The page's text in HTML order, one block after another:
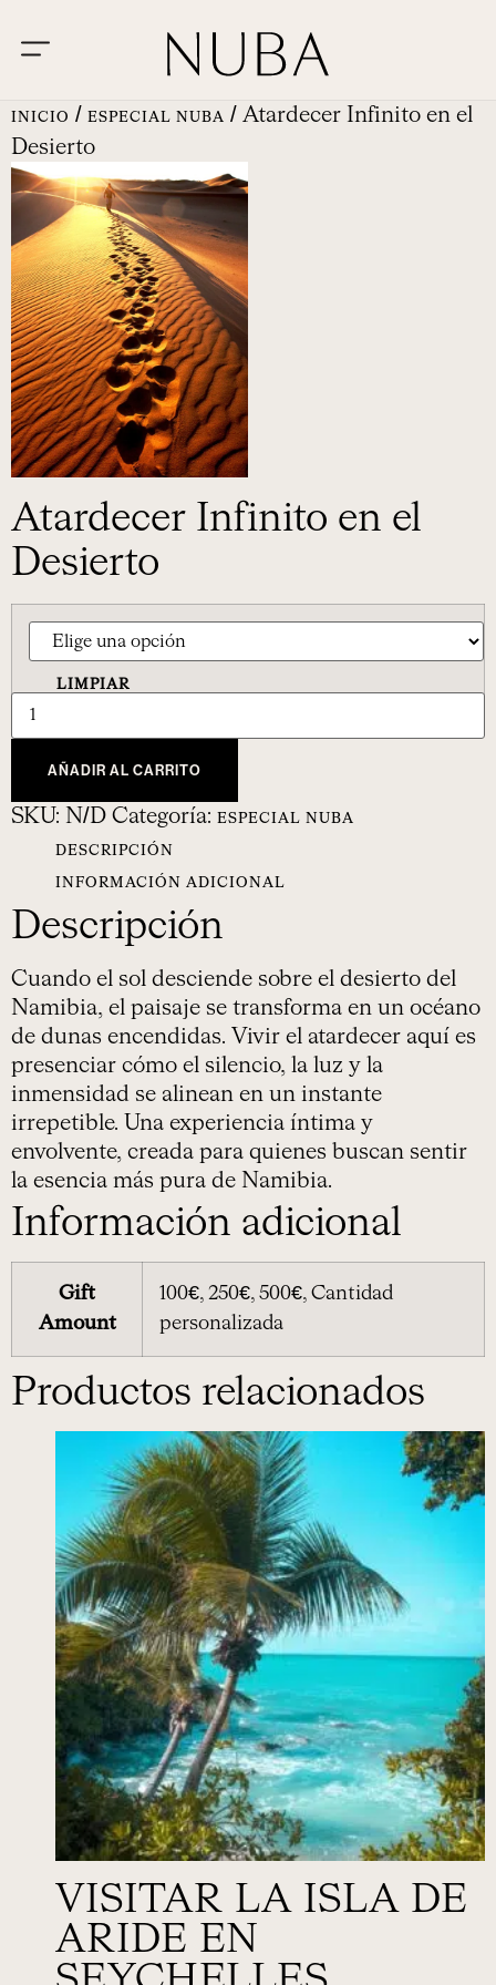
INICIO / ESPECIAL NUBA / Atardecer Infinito en el
Desierto
Atardecer Infinito en el
Desierto
LIMPIAR
AÑADIR AL CARRITO
SKU: N/D Categoría: ESPECIAL NUBA
DESCRIPCIÓN
INFORMACIÓN ADICIONAL
Descripción
Cuando el sol desciende sobre el desierto del
Namibia, el paisaje se transforma en un océano
de dunas encendidas. Vivir el atardecer aquí es
presenciar cómo el silencio, la luz y la
inmensidad se alinean en un instante
irrepetible. Una experiencia íntima y
envolvente, creada para quienes buscan sentir
la esencia más pura de Namibia.
Información adicional
Gift
Amount
100€, 250€, 500€, Cantidad
personalizada
Productos relacionados
VISITAR LA ISLA DE
ARIDE EN